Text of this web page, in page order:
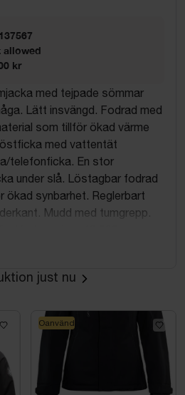
allowed
kr
med tejpade sömmar
Lätt insvängd. Fodrad med
som tillför ökad värme
med vattentät
telefonficka. En stor
under slå. Löstagbar fodrad
ökad synbarhet. Reglerbart
Mudd med tumgrepp.
EN 343 klass 3. Material:
230g/², Foder
just nu
Oanvänd